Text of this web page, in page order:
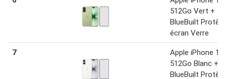
512Go Vert +
BlueBuilt
écran Verre
7
Apple iPhone 17
512Go Blanc +
BlueBuilt